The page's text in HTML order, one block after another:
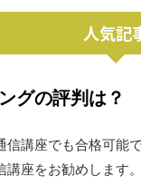
人気記
グの評判は？
信講座でも合格可能
座をお勧めします。